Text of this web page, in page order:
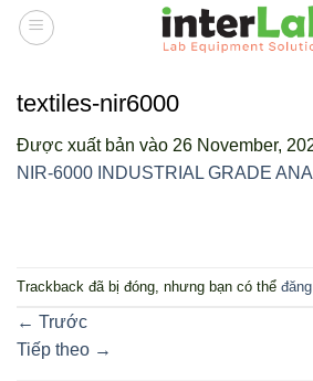
qua
dungtextiles-nir6000
Được xuất bản vào 26 November,
NIR-6000 INDUSTRIAL GRADE
Trackback đã bị đóng, nhưng bạn có thể
← Trước
Tiếp theo →